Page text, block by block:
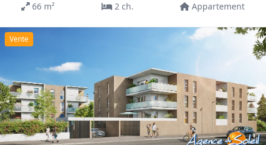
66 m²
2 ch. Appartement
Vente